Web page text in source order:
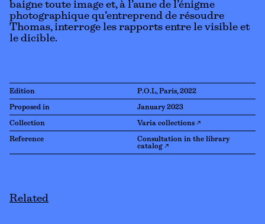
baigne toute image et, à l’aune de l’énigme
photographique qu’entreprend de résoudre
Thomas, interroge les rapports entre le visible et
le dicible.
Edition P.O.L, Paris, 2022
Proposed in January 2023
Collection Varia collections ↗
Reference
Consultation in the library
catalog ↗
Related